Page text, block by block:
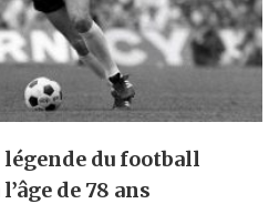
légende du football
de 78 ans